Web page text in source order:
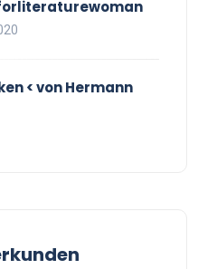
< von Hermann